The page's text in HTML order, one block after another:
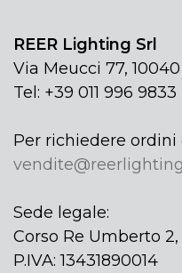
REER Lighting Srl
Via Meucci 77,
Tel: +39 011 996 9833
Per richiedere ordini
Sede legale:
Corso Re Umberto 2,
P.IVA: 13431890014